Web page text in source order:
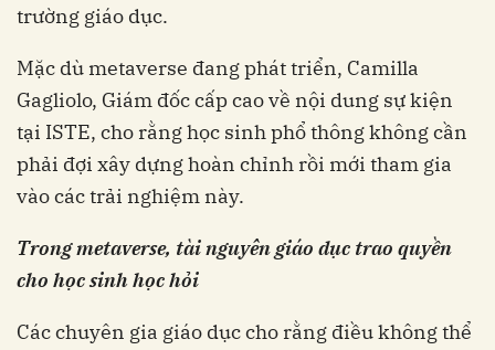
trường giáo dục.
Mặc dù metaverse đang phát triển, Camilla
Gagliolo, Giám đốc cấp cao về nội dung sự kiện
tại ISTE, cho rằng học sinh phổ thông không cần
phải đợi xây dựng hoàn chỉnh rồi mới tham gia
vào các trải nghiệm này.
Trong metaverse, tài nguyên giáo dục trao quyền
cho học sinh học hỏi
Các chuyên gia giáo dục cho rằng điều không thể